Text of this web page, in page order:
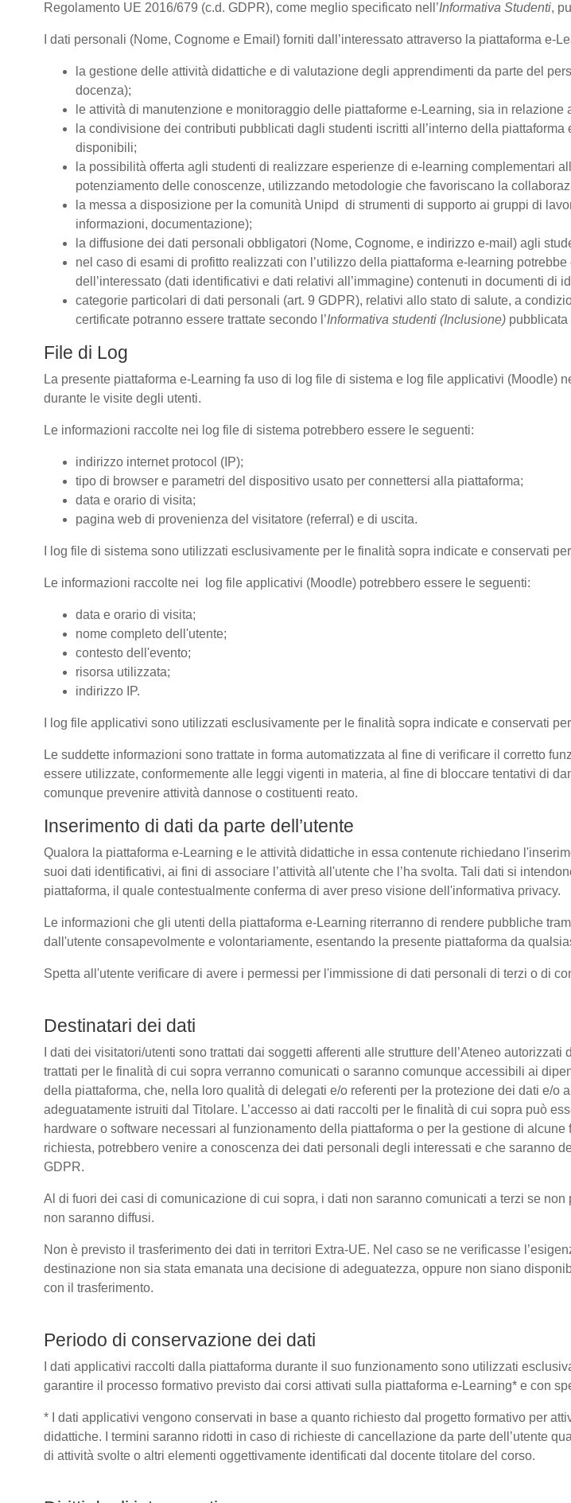
Regolamento UE 2016/679 (c.d. GDPR), come meglio specificato nell’Informativa Studenti,
I dati personali (Nome, Cognome e Email) forniti dall’interessato attraverso la piattaforma e-
la gestione delle attività didattiche e di valutazione degli apprendimenti da parte del
docenza);
le attività di manutenzione e monitoraggio delle piattaforme e-Learning, sia in
la condivisione dei contributi pubblicati dagli studenti iscritti all’interno della
disponibili;
la possibilità offerta agli studenti di realizzare esperienze di e-learning complementari
potenziamento delle conoscenze, utilizzando metodologie che favoriscano la
la messa a disposizione per la comunità Unipd di strumenti di supporto ai gruppi di
informazioni, documentazione);
la diffusione dei dati personali obbligatori (Nome, Cognome, e indirizzo e-mail) agli
nel caso di esami di profitto realizzati con l’utilizzo della piattaforma e-learning
dell’interessato (dati identificativi e dati relativi all’immagine) contenuti in documenti di
categorie particolari di dati personali (art. 9 GDPR), relativi allo stato di salute, a
certificate potranno essere trattate secondo l’Informativa studenti (Inclusione) pubblicata
File di Log
La presente piattaforma e-Learning fa uso di log file di sistema e log file applicativi
durante le visite degli utenti.
Le informazioni raccolte nei log file di sistema potrebbero essere le seguenti:
indirizzo internet protocol (IP);
tipo di browser e parametri del dispositivo usato per connettersi alla piattaforma;
data e orario di visita;
pagina web di provenienza del visitatore (referral) e di uscita.
I log file di sistema sono utilizzati esclusivamente per le finalità sopra indicate e conservati
Le informazioni raccolte nei log file applicativi (Moodle) potrebbero essere le seguenti:
data e orario di visita;
nome completo dell'utente;
contesto dell'evento;
risorsa utilizzata;
indirizzo IP.
I log file applicativi sono utilizzati esclusivamente per le finalità sopra indicate e conservati
Le suddette informazioni sono trattate in forma automatizzata al fine di verificare il corretto
essere utilizzate, conformemente alle leggi vigenti in materia, al fine di bloccare tentativi di
comunque prevenire attività dannose o costituenti reato.
Inserimento di dati da parte dell’utente
Qualora la piattaforma e-Learning e le attività didattiche in essa contenute richiedano
suoi dati identificativi, ai fini di associare l’attività all'utente che l’ha svolta. Tali dati si
piattaforma, il quale contestualmente conferma di aver preso visione dell'informativa privacy.
Le informazioni che gli utenti della piattaforma e-Learning riterranno di rendere pubbliche
dall'utente consapevolmente e volontariamente, esentando la presente piattaforma da
Spetta all'utente verificare di avere i permessi per l'immissione di dati personali di terzi o di
Destinatari dei dati
I dati dei visitatori/utenti sono trattati dai soggetti afferenti alle strutture dell’Ateneo
trattati per le finalità di cui sopra verranno comunicati o saranno comunque accessibili ai
della piattaforma, che, nella loro qualità di delegati e/o referenti per la protezione dei dati e/o
adeguatamente istruiti dal Titolare. L’accesso ai dati raccolti per le finalità di cui sopra può
hardware o software necessari al funzionamento della piattaforma o per la gestione di
richiesta, potrebbero venire a conoscenza dei dati personali degli interessati e che saranno
GDPR.
Al di fuori dei casi di comunicazione di cui sopra, i dati non saranno comunicati a terzi se
non saranno diffusi.
Non è previsto il trasferimento dei dati in territori Extra-UE. Nel caso se ne verificasse
destinazione non sia stata emanata una decisione di adeguatezza, oppure non siano
con il trasferimento.
Periodo di conservazione dei dati
I dati applicativi raccolti dalla piattaforma durante il suo funzionamento sono utilizzati
garantire il processo formativo previsto dai corsi attivati sulla piattaforma e-Learning* e con
* I dati applicativi vengono conservati in base a quanto richiesto dal progetto formativo per
didattiche. I termini saranno ridotti in caso di richieste di cancellazione da parte dell’utente
di attività svolte o altri elementi oggettivamente identificati dal docente titolare del corso.